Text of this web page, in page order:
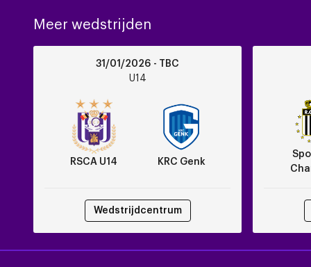
Meer wedstrijden
31/01/2026 - TBC
U14
RSCA U14 KRC Genk
Wedstrijdcentrum